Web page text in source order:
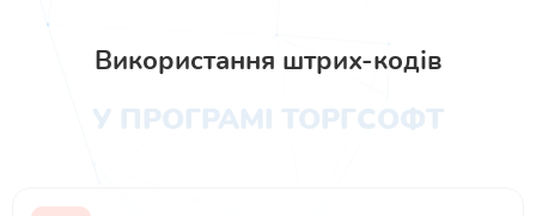
Використання штрих-кодів
У ПРОГРАМІ ТОРГСОФТ